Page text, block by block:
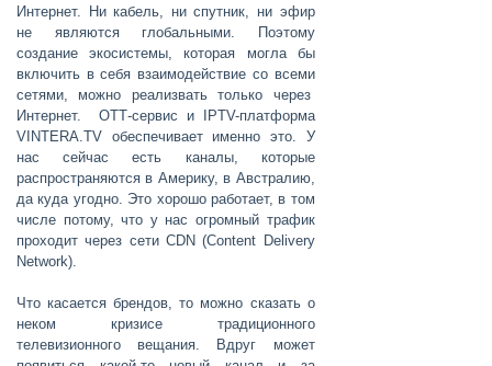
Интернет. Ни кабель, ни спутник, ни эфир
не являются глобальными. Поэтому
создание экосистемы, которая могла бы
включить в себя взаимодействие со всеми
сетями, можно реализвать только через
Интернет. ОТТ-сервис и IPTV-платформа
VINTERA.TV обеспечивает именно это. У
нас сейчас есть каналы, которые
распространяются в Америку, в Австралию,
да куда угодно. Это хорошо работает, в том
числе потому, что у нас огромный трафик
проходит через сети CDN (Content Delivery
Network).
Что касается брендов, то можно сказать о
неком кризисе традиционного
телевизионного вещания. Вдруг может